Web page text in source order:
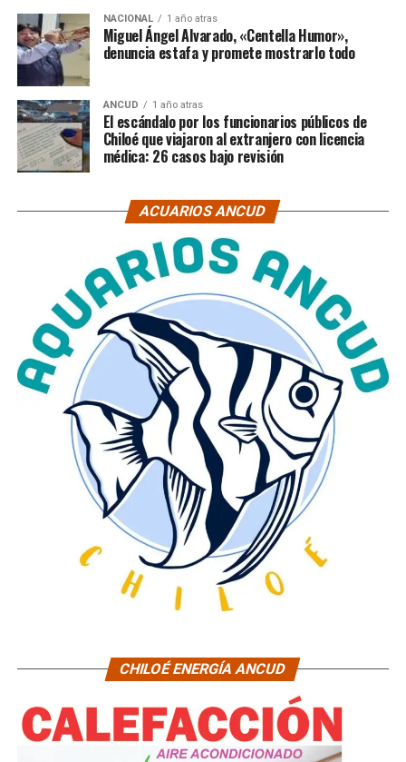
NACIONAL 1 año atras
Miguel Ángel Alvarado, «Centella Humor»,
denuncia estafa y promete mostrarlo todo
ANCUD 1 año atras
El escándalo por los funcionarios públicos de
Chiloé que viajaron al extranjero con licencia
médica: 26 casos bajo revisión
ACUARIOS ANCUD
CHILOÉ ENERGÍA ANCUD